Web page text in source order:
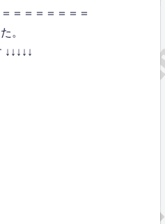
＝＝＝＝＝＝＝
。